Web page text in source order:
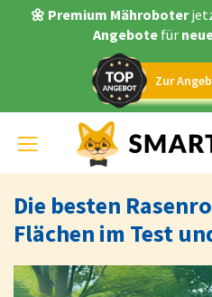
🌼 Premium Mähroboter
Angebote für
Zur
Toggle
navigation
Die besten
Flächen im Test